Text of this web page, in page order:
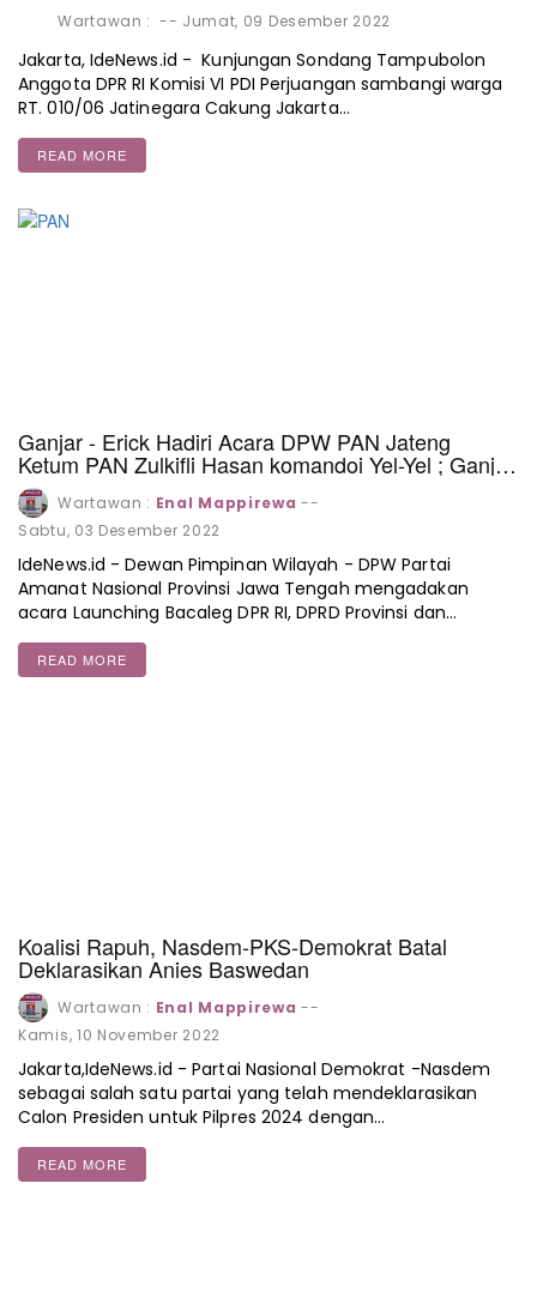
Wartawan : -- Jumat, 09 Desember 2022
Jakarta, IdeNews.id - Kunjungan Sondang Tampubolon
Anggota DPR RI Komisi VI PDI Perjuangan sambangi warga
RT. 010/06 Jatinegara Cakung Jakarta…
READ MORE
Ganjar - Erick Hadiri Acara DPW PAN Jateng
Ketum PAN Zulkifli Hasan komandoi Yel-Yel ; Ganjar
PRESIDEN..!
Wartawan : Enal Mappirewa --
Sabtu, 03 Desember 2022
IdeNews.id - Dewan Pimpinan Wilayah - DPW Partai
Amanat Nasional Provinsi Jawa Tengah mengadakan
acara Launching Bacaleg DPR RI, DPRD Provinsi dan…
READ MORE
Koalisi Rapuh, Nasdem-PKS-Demokrat Batal
Deklarasikan Anies Baswedan
Wartawan : Enal Mappirewa --
Kamis, 10 November 2022
Jakarta,IdeNews.id - Partai Nasional Demokrat -Nasdem
sebagai salah satu partai yang telah mendeklarasikan
Calon Presiden untuk Pilpres 2024 dengan…
READ MORE